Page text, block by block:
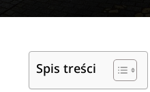
Spis treści